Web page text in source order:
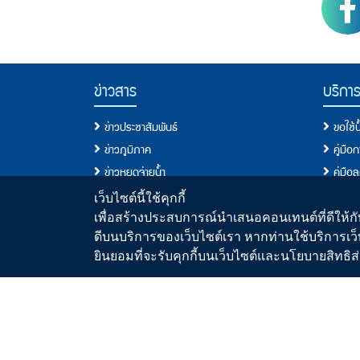
PWA Footer Link
ข่าวสาร
ข่าวประชาสัมพันธ์
ข่าวภูมิภาค
ข่าวหยุดจ่ายน้ำ
ข่าวสมัครงาน
ข่าวประกวดราคา/จัดซื้อจัดจ้าง
วารสารน้ำ
สื่อประชาสัมพันธ์
บริก
ขอใช้
คู่มือ
คู่มือ
เงื่อน
ขอติด
คู่มือ
คู่มือ
เว็บไซต์นี้ใช้คุกกี้
เพื่อสร้างประสบการณ์นำเสนอคอนเทนต์ที่ดีใ
ดีบนบริการของเว็บไซต์เรา หากท่านใช้บริการ
ยินยอมที่จะรับคุกกี้บนเว็บไซต์และนโยบายสิทธิ